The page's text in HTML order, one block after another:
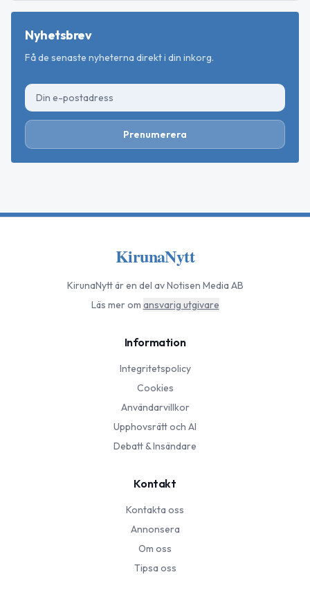
Nyhetsbrev
Få de senaste nyheterna direkt i din inkorg.
Prenumerera
KirunaNytt
KirunaNyttär en del av Notisen Media AB
Läs mer om ansvarig utgivare
Information
Integritetspolicy
Cookies
Användarvillkor
Upphovsrätt och AI
Debatt & Insändare
Kontakt
Kontakta oss
Annonsera
Om oss
Tipsa oss